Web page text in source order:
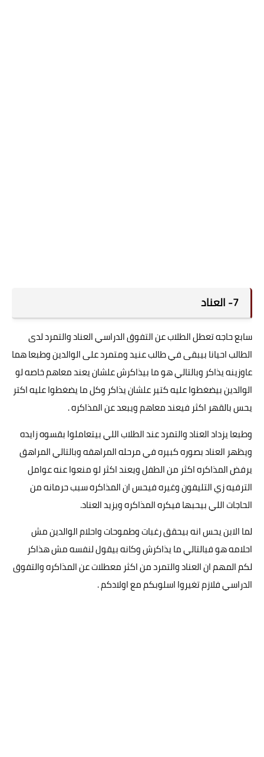
7- العناد
سابع حاجه تعطل الطلاب عن التفوق الدراسي العناد والتمرد لدى
الطالب احيانا بيبقى في طالب عنيد ومتمرد على الوالدين وطبعا هما
عاوزينه يذاكر وبالتالي هو ما بيذاكرش علشان يعند معاهم خاصه لو
الوالدين بيضغطوا عليه كتير علشان يذاكر وكل ما يضغطوا عليه اكتر
يحس بالقهر اكثر فيعند معاهم ويبعد عن المذاكره .
وطبعا يزداد العناد والتمرد عند الطلاب اللي بيتعاملوا بقسوه زايده
ويظهر العناد بصوره كبيره في مرحله المراهقه وبالتالي المراهق
يرفض المذاكره اكثر من الطفل ويعند اكثر لو منعوا عنه عوامل
الترفيه زي التليفون وغيره فيحس ان المذاكره سبب حرمانه من
الحاجات اللي بيحبها فيكره المذاكره ويزيد العناد.
لما الابن يحس انه بيحقق رغبات وطموحات واحلام الوالدين مش
احلامه هو فبالتالي ما يذاكرش وكانه بيقول لنفسه مش هذاكر
لكم المهم ان العناد والتمرد من اكثر معطلات عن المذاكره والتفوق
الدراسي فلازم تغيروا اسلوبكم مع اولادكم .